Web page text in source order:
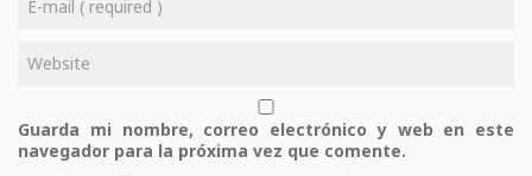
Guarda mi nombre, correo electrónico y web en este
navegador para la próxima vez que comente.